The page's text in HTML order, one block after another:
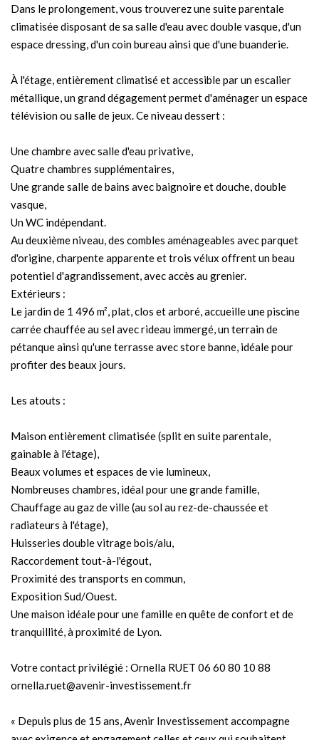
Dans le prolongement, vous trouverez une suite parentale
climatisée disposant de sa salle d'eau avec double vasque, d'un
espace dressing, d'un coin bureau ainsi que d'une buanderie.
À l'étage, entièrement climatisé et accessible par un escalier
métallique, un grand dégagement permet d'aménager un espace
télévision ou salle de jeux. Ce niveau dessert :
Une chambre avec salle d'eau privative,
Quatre chambres supplémentaires,
Une grande salle de bains avec baignoire et douche, double
vasque,
Un WC indépendant.
Au deuxième niveau, des combles aménageables avec parquet
d'origine, charpente apparente et trois vélux offrent un beau
potentiel d'agrandissement, avec accès au grenier.
Extérieurs :
Le jardin de 1 496 m², plat, clos et arboré, accueille une piscine
carrée chauffée au sel avec rideau immergé, un terrain de
pétanque ainsi qu'une terrasse avec store banne, idéale pour
profiter des beaux jours.
Les atouts :
Maison entièrement climatisée (split en suite parentale,
gainable à l'étage),
Beaux volumes et espaces de vie lumineux,
Nombreuses chambres, idéal pour une grande famille,
Chauffage au gaz de ville (au sol au rez-de-chaussée et
radiateurs à l'étage),
Huisseries double vitrage bois/alu,
Raccordement tout-à-l'égout,
Proximité des transports en commun,
Exposition Sud/Ouest.
Une maison idéale pour une famille en quête de confort et de
tranquillité, à proximité de Lyon.
Votre contact privilégié : Ornella RUET 06 60 80 10 88
ornella.ruet@avenir-investissement.fr
« Depuis plus de 15 ans, Avenir Investissement accompagne